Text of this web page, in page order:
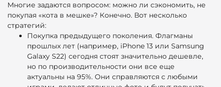
Многие задаются вопросом: можно ли сэкономить, не
покупая «кота в мешке»? Конечно. Вот несколько
стратегий:
Покупка предыдущего поколения. Флагманы
прошлых лет (например, iPhone 13 или Samsung
Galaxy S22) сегодня стоят значительно дешевле,
но по производительности они все еще
актуальны на 95%. Они справляются с любыми